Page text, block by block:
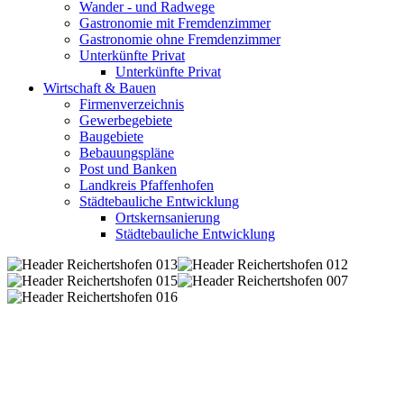
Wander - und Radwege
Gastronomie mit Fremdenzimmer
Gastronomie ohne Fremdenzimmer
Unterkünfte Privat
Unterkünfte Privat
Wirtschaft & Bauen
Firmenverzeichnis
Gewerbegebiete
Baugebiete
Bebauungspläne
Post und Banken
Landkreis Pfaffenhofen
Städtebauliche Entwicklung
Ortskernsanierung
Städtebauliche Entwicklung